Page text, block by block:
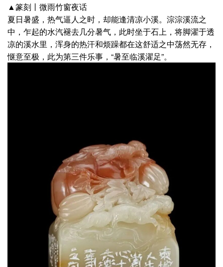
▲篆刻丨微雨竹窗夜话
夏日暑盛，热气逼人之时，却能逢清凉小溪。淙淙溪流之
中，乍起的水汽褪去几分暑气，此时坐于石上，将脚濯于透
凉的溪水里，浑身的热汗和烦躁都在这舒适之中荡然无存，
惬意至极，此为第三件乐事，“暑至临溪濯足”。